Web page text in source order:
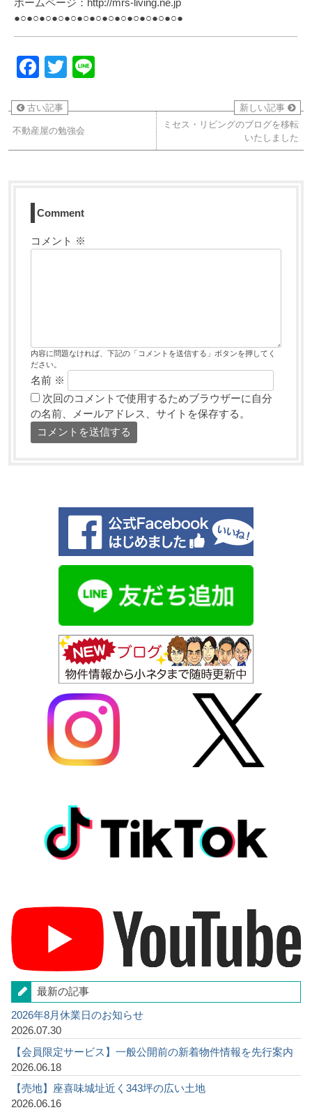
ホームページ：http://mrs-living.ne.jp
●○●○●○●○●○●○●○●○●○●○●○●○●○●
Facebook
Twitter
古い記事
不動産屋の勉強会
新しい記事
ミセス・リビングのブログを移転
いたしました
Comment
コメント ※
内容に問題なければ、下記の「コメントを送信する」ボタンを押してく
ださい。
名前 ※
次回のコメントで使用するためブラウザーに自分
の名前、メールアドレス、サイトを保存する。
最新の記事
2026年8月休業日のお知らせ
2026.07.30
【会員限定サービス】一般公開前の新着物件情報を先行案内
2026.06.18
【売地】座喜味城址近く343坪の広い土地
2026.06.16